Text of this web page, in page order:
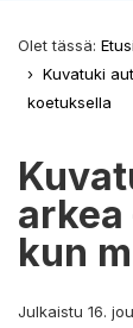
Olet tässä:
Kuvatuki
koetuksella
kun
Julkaistu 16.